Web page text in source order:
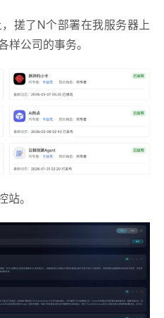
搓了N个部署在我服务器上
样公司的事务。
。